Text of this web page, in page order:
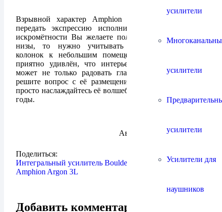
усилители
усилители
усилители
Усилители для
наушников
Взрывной характер Amphion Helium 520 способен
передать экспрессию исполнителя, но если кроме
искромётности Вы желаете получить ещё и мощные
низы, то нужно учитывать предрасположенность
колонок к небольшим помещениям. Я искренне и
приятно удивлён, что интерьерная акустика теперь
может не только радовать глаз, но и ласкать слух;
решите вопрос с её размещением один раз, а потом
просто наслаждайтесь её волшебным звучанием долгие
годы.
Автор: Максим Шмельков
Поделиться:
Интегральный усилитель Boulder 865
Amphion Argon 3L
Добавить комментарий